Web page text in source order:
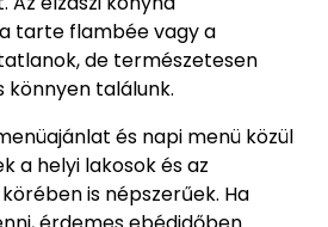
tarte flambée vagy a
de természetesen
könnyen találunk.
és napi menü közül
a helyi lakosok és az
is népszerűek. Ha